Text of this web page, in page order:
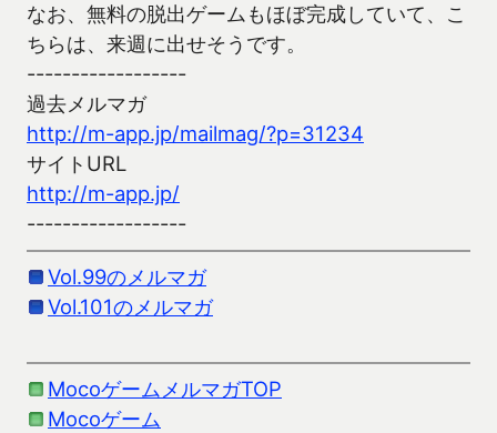
なお、無料の脱出ゲームもほぼ完成していて、こ
ちらは、来週に出せそうです。
------------------
過去メルマガ
http://m-app.jp/mailmag/?p=31234
サイトURL
http://m-app.jp/
------------------
Vol.99のメルマガ
Vol.101のメルマガ
MocoゲームメルマガTOP
Mocoゲーム